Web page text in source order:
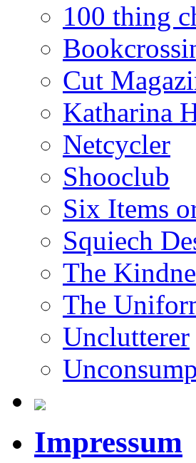
100 thing
Cut
Katharina
Netcycler
Shooclub
Six Items
Squiech
The
The
Unclutterer
Impressum